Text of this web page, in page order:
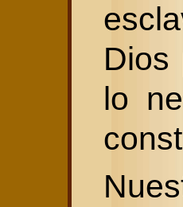
Dios
lo